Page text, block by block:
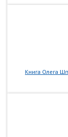
Книга Олега